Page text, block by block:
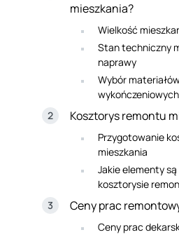
mieszkania?
Wielkość
Stan techniczny
naprawy
Wybór
wykończeniowych
Kosztorys remontu
Przygotowanie
mieszkania
Jakie elementy
kosztorysie
Ceny prac
Ceny prac